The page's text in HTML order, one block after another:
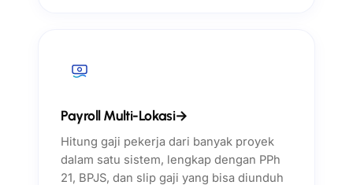
Payroll Multi-Lokasi→
Hitung gaji pekerja dari banyak proyek
dalam satu sistem, lengkap dengan PPh
21, BPJS, dan slip gaji yang bisa diunduh